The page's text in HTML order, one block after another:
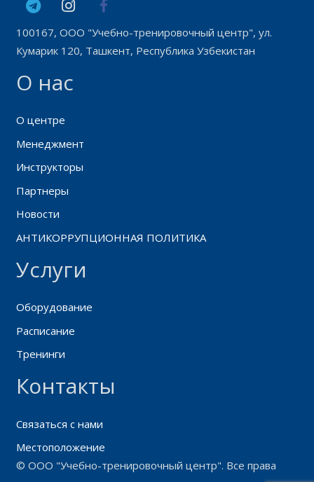
100167, ООО "Учебно-тренировочный центр", ул.
Кумарик 120, Ташкент, Республика Узбекистан
О нас
О центре
Менеджмент
Инструкторы
Партнеры
Новости
АНТИКОРРУПЦИОННАЯ ПОЛИТИКА
Услуги
Оборудование
Расписание
Тренинги
Контакты
Связаться с нами
Местоположение
© ООО "Учебно-тренировочный центр". Все права